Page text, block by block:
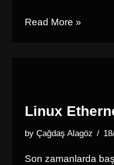
Read More »
Linux
by Çağdaş Alagöz
Son zamanlarda